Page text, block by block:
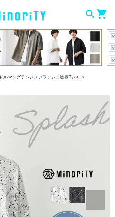
searchshopping_cart
ドルマングランジスプラッシュ総柄Tシャツ